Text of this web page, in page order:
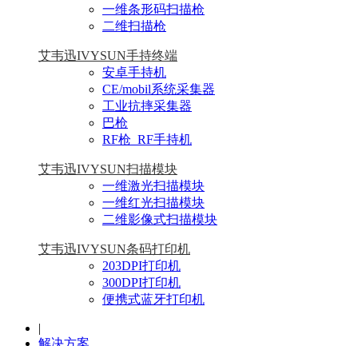
一维条形码扫描枪
二维扫描枪
艾韦迅IVYSUN手持终端
安卓手持机
CE/mobil系统采集器
工业抗摔采集器
巴枪
RF枪_RF手持机
艾韦迅IVYSUN扫描模块
一维激光扫描模块
一维红光扫描模块
二维影像式扫描模块
艾韦迅IVYSUN条码打印机
203DPI打印机
300DPI打印机
便携式蓝牙打印机
|
解决方案